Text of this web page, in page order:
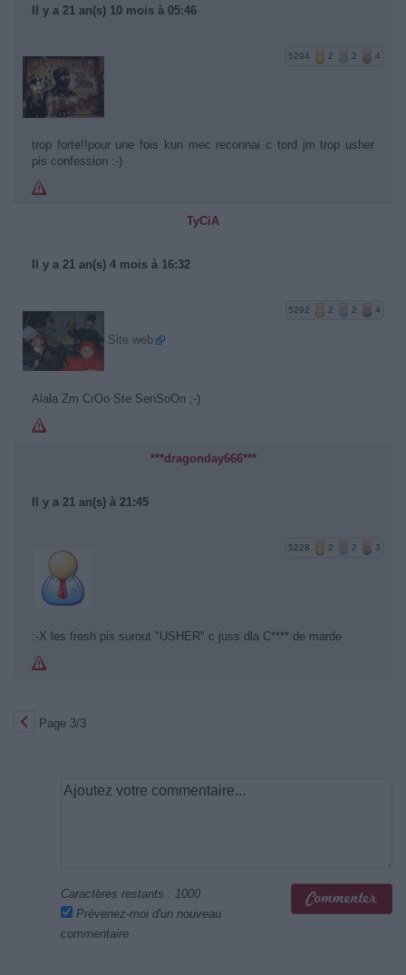
Il y a 21 an(s) 10 mois à 05:46
5294 2 2 4
trop forte!!pour une fois kun mec reconnai c tord jm trop usher
pis confession :-)
TyCiA
Il y a 21 an(s) 4 mois à 16:32
5292 2 2 4
Site web
Alala Zm CrOo Ste SenSoOn ;-)
***dragonday666***
Il y a 21 an(s) à 21:45
5228 2 2 3
:-X les fresh pis surout "USHER" c juss dla C**** de marde
Page 3/3
Caractères restants : 1000
Prévenez-moi d'un nouveau
commentaire